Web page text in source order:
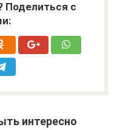
Поделиться с
интересно